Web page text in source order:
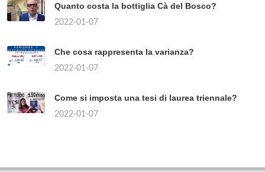
Quanto costa la bottiglia Cà del Bosco?
2022-01-07
Che cosa rappresenta la varianza?
2022-01-07
Come si imposta una tesi di laurea triennale?
2022-01-07